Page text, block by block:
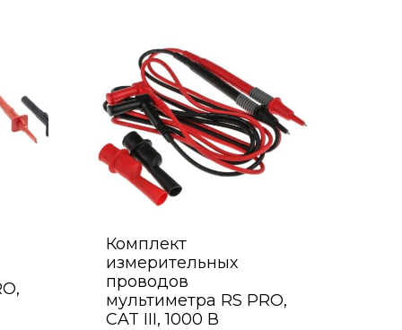
Комплект
измерительных
проводов
мультиметра RS PRO,
CAT III, 1000 В